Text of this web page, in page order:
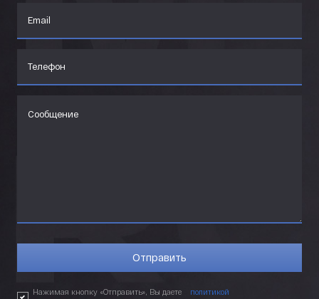
Нажимая кнопку «Отправить», Вы даете
политикой